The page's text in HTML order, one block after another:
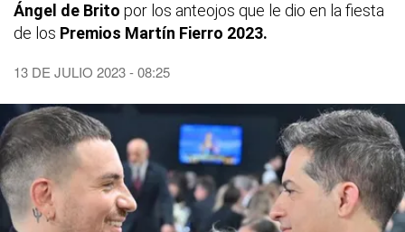
Ángel de Brito por los anteojos que le dio en la fiesta
de los Premios Martín Fierro 2023.
13 DE JULIO 2023 - 08:25